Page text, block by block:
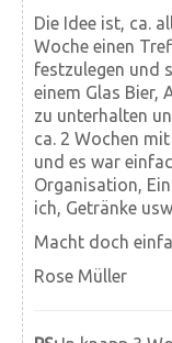
Die Idee ist, ca.
Woche einen
festzulegen und
einem Glas Bier,
zu unterhalten
ca. 2 Wochen
und es war
Organisation,
ich, Getränke
Macht doch
Rose Müller